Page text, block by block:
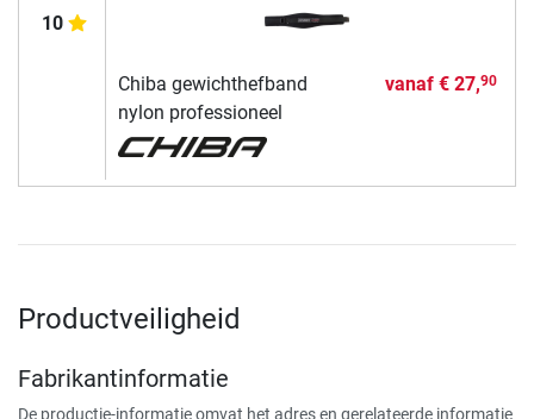
10
Chiba gewichthefband
nylon professioneel
vanaf € 27,90
Productveiligheid
Fabrikantinformatie
De productie-informatie omvat het adres en gerelateerde informatie